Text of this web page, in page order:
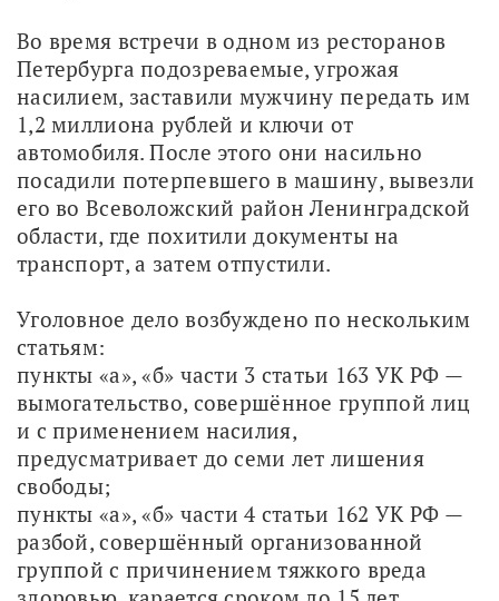
Во время встречи в одном из ресторанов
Петербурга подозреваемые, угрожая
насилием, заставили мужчину передать им
1,2 миллиона рублей и ключи от
автомобиля. После этого они насильно
посадили потерпевшего в машину, вывезли
его во Всеволожский район Ленинградской
области, где похитили документы на
транспорт, а затем отпустили.
Уголовное дело возбуждено по нескольким
статьям:
пункты «а», «б» части 3 статьи 163 УК РФ —
вымогательство, совершённое группой лиц
и с применением насилия,
предусматривает до семи лет лишения
свободы;
пункты «а», «б» части 4 статьи 162 УК РФ —
разбой, совершённый организованной
группой с причинением тяжкого вреда